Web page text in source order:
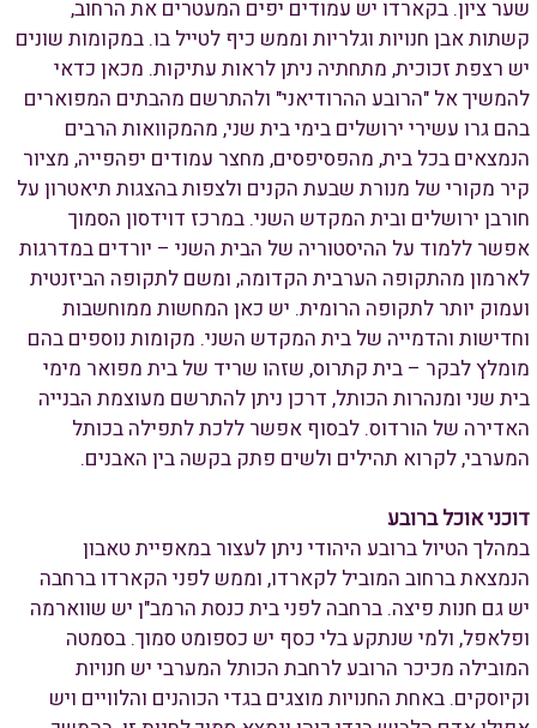
שער ציון. בקארדו יש עמודים יפים המעטרים את הרחוב,
קשתות אבן חנויות וגלריות וממש כיף לטייל בו. במקומות שונים
יש רצפת זכוכית, מתחתיה ניתן לראות עתיקות. מכאן כדאי
להמשיך אל "הרובע ההרודיאני" ולהתרשם מהבתים המפוארים
בהם גרו עשירי ירושלים בימי בית שני, מהמקוואות הרבים
הנמצאים בכל בית, מהפסיפסים, מחצר עמודים יפהפייה, מציור
קיר מקורי של מנורת שבעת הקנים ולצפות בהצגות תיאטרון על
חורבן ירושלים ובית המקדש השני. במרכז דוידסון הסמוך
אפשר ללמוד על ההיסטוריה של הבית השני – יורדים במדרגות
לארמון מהתקופה הערבית הקדומה, ומשם לתקופה הביזנטית
ועמוק יותר לתקופה הרומית. יש כאן המחשות ממוחשבות
וחדישות והדמייה של בית המקדש השני. מקומות נוספים בהם
מומלץ לבקר – בית קתרוס, שזהו שריד של בית מפואר מימי
בית שני ומנהרות הכותל, דרכן ניתן להתרשם מעוצמת הבנייה
האדירה של הורדוס. לבסוף אפשר ללכת לתפילה בכותל
המערבי, לקרוא תהילים ולשים פתק בקשה בין האבנים.
דוכני אוכל ברובע
במהלך הטיול ברובע היהודי ניתן לעצור במאפיית טאבון
הנמצאת ברחוב המוביל לקארדו, וממש לפני הקארדו ברחבה
יש גם חנות פיצה. ברחבה לפני בית כנסת הרמב"ן יש שווארמה
ופלאפל, ולמי שנתקע בלי כסף יש כספומט סמוך. בסמטה
המובילה מכיכר הרובע לרחבת הכותל המערבי יש חנויות
וקיוסקים. באחת החנויות מוצגים בגדי הכוהנים והלוויים ויש